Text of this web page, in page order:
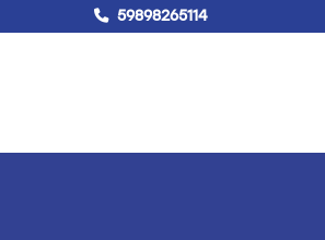
59898265114